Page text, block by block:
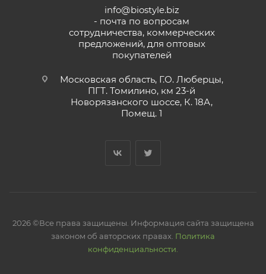
info@biostyle.biz
- почта по вопросам
сотрудничества, коммерческих
предложений, для оптовых
покупателей
Московская область, Г.О. Люберцы,
ПГТ. Томилино, км 23-й
Новорязанского шоссе, К. 18А,
Помещ. 1
2026 ©Все права защищены. Информация сайта защищена
законом об авторских правах. Политика
конфиденциальности.